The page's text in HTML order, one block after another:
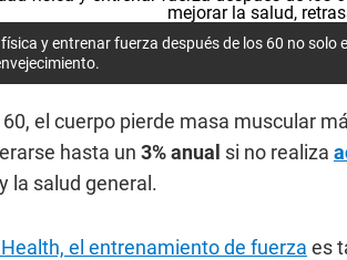
y entrenar fuerza después de los 60 no solo
el cuerpo pierde masa muscular
hasta un 3% anual si no realiza
la salud general.
el entrenamiento de fuerza es